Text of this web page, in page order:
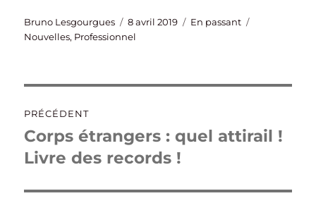
Auteur
Bruno Lesgourgues
Publié
le
8 avril 2019 Format
En passant
Nouvelles, Professionnel
de
l’article
PRÉCÉDENT
Publication
précédente :
Corps étrangers : quel attirail !
Livre des records !